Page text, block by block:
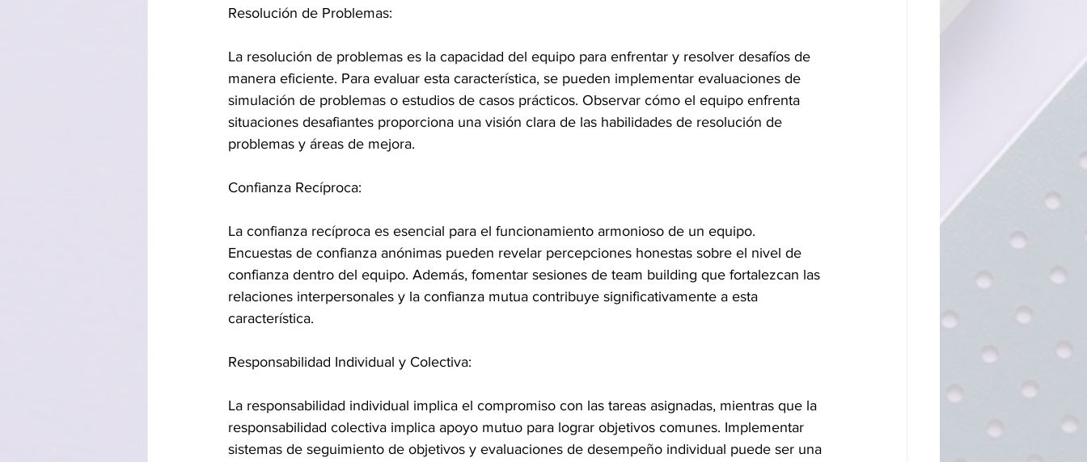
Resolución de Problemas:
La resolución de problemas es la capacidad del equipo para enfrentar y resolver desafíos de
manera eficiente. Para evaluar esta característica, se pueden implementar evaluaciones de
simulación de problemas o estudios de casos prácticos. Observar cómo el equipo enfrenta
situaciones desafiantes proporciona una visión clara de las habilidades de resolución de
problemas y áreas de mejora.
Confianza Recíproca:
La confianza recíproca es esencial para el funcionamiento armonioso de un equipo.
Encuestas de confianza anónimas pueden revelar percepciones honestas sobre el nivel de
confianza dentro del equipo. Además, fomentar sesiones de team building que fortalezcan las
relaciones interpersonales y la confianza mutua contribuye significativamente a esta
característica.
Responsabilidad Individual y Colectiva:
La responsabilidad individual implica el compromiso con las tareas asignadas, mientras que la
responsabilidad colectiva implica apoyo mutuo para lograr objetivos comunes. Implementar
sistemas de seguimiento de objetivos y evaluaciones de desempeño individual puede ser una